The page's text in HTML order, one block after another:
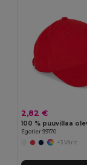
2,82 €
Egotier 99170
+3 Värit